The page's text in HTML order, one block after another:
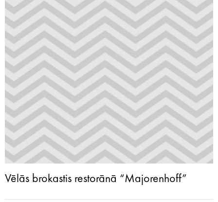
Vēlās brokastis restorānā “Majorenhoff”